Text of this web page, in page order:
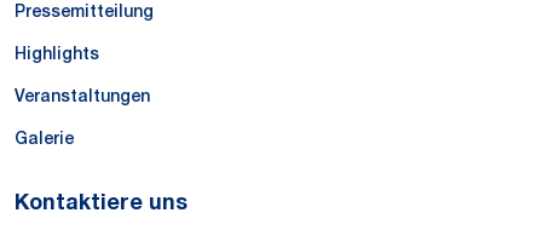
Pressemitteilung
Highlights
Veranstaltungen
Galerie
Kontaktiere uns